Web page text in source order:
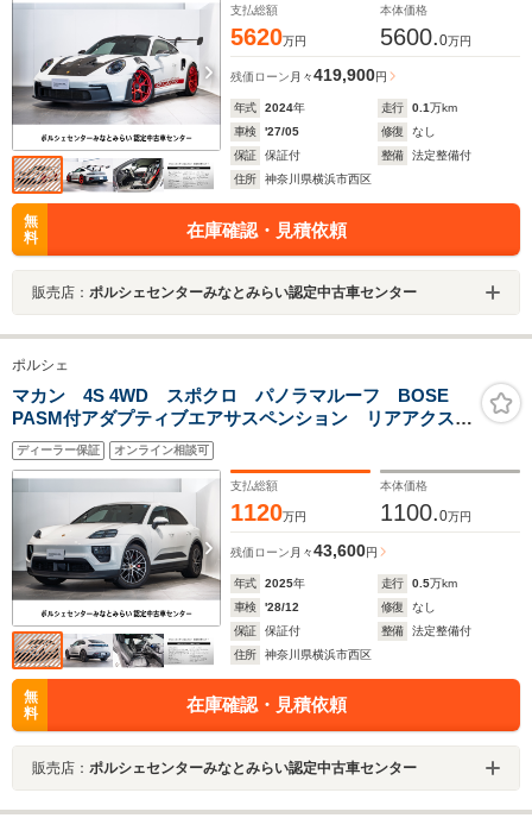
支払総額
5620万円
本体価格
5600.0万円
残価ローン 月々419,900円
年式 2024年 走行 0.1万km
車検
'27/05 修復
なし
保証
保証付 整備
法定整備付
住所
神奈川県横浜市西区
無
料
在庫確認・見積依頼
販売店： ポルシェセンターみなとみらい認定中古車センター
ポルシェ
マカン 4S 4WD スポクロ パノラマルーフ BOSE
PASM付アダプティブエアサスペンション リアアクスル
ステアリング マトリックスLED 前後シートヒータ
ー ベンチレーション ステアリングヒーター プライ
バシーガラス
ディーラー保証 オンライン相談可
支払総額
1120万円
本体価格
1100.0万円
残価ローン 月々43,600円
年式 2025年 走行 0.5万km
車検
'28/12 修復
なし
保証
保証付 整備
法定整備付
住所
神奈川県横浜市西区
無
料
在庫確認・見積依頼
販売店： ポルシェセンターみなとみらい認定中古車センター